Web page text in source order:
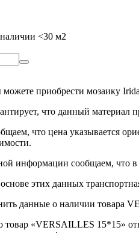
<30 м2
приобрести мозаику
что данный материал
что цена указывается
информации сообщаем, что в
этих данных
данные о наличии товара
«VERSAILLES 15*15»